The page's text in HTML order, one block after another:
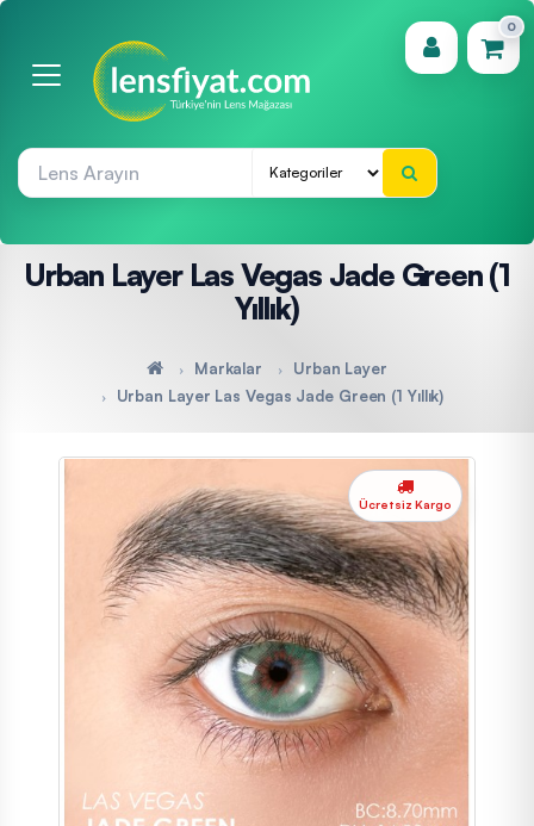
0
(0)
Urban Layer Las Vegas Jade Green (1
Yıllık)
Markalar
Urban Layer
Urban Layer Las Vegas Jade Green (1 Yıllık)
Ücretsiz Kargo